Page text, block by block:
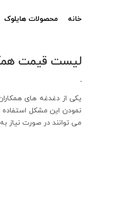
خانه محصولات هایلوک
لیست قیمت
یکی از دغدغه های
نمودن این مشکل
می توانند در صورت نیاز